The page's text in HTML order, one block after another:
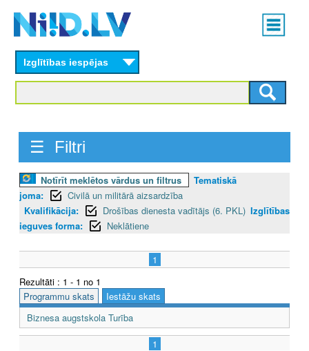
content
Main
menu
Izglītības iespējas
☰ Filtri
Notīrīt meklētos vārdus un filtrus
Tematiskā
joma:
Civilā un militārā aizsardzība
Kvalifikācija:
Drošības dienesta vadītājs (6. PKL) Izglītības
ieguves forma:
Neklātiene
1
Rezultāti : 1 - 1 no 1
Programmu skats
Iestāžu skats
Biznesa augstskola Turība
1